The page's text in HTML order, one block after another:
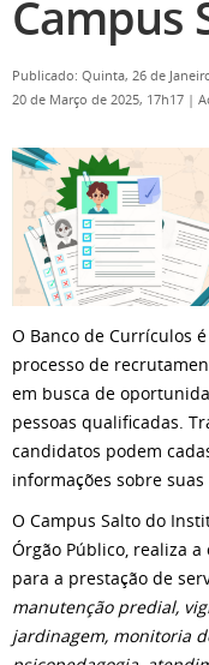
Campus
Publicado: Quinta, 26 de
20 de Março de 2025, 17h17 |
O Banco de Currículos
processo de
em busca de
pessoas qualificadas.
candidatos podem
informações sobre
O Campus Salto do
Órgão Público, realiza
para a prestação de
manutenção predial,
jardinagem, monitoria